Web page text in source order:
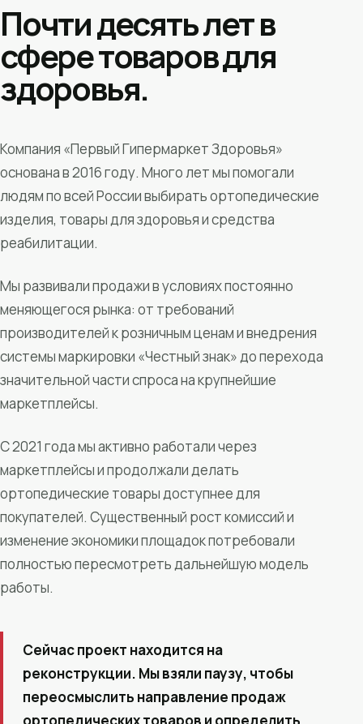
Почти десять лет в
сфере товаров для
здоровья.
Компания «Первый Гипермаркет Здоровья»
основана в 2016 году. Много лет мы помогали
людям по всей России выбирать ортопедические
изделия, товары для здоровья и средства
реабилитации.
Мы развивали продажи в условиях постоянно
меняющегося рынка: от требований
производителей к розничным ценам и внедрения
системы маркировки «Честный знак» до перехода
значительной части спроса на крупнейшие
маркетплейсы.
С 2021 года мы активно работали через
маркетплейсы и продолжали делать
ортопедические товары доступнее для
покупателей. Существенный рост комиссий и
изменение экономики площадок потребовали
полностью пересмотреть дальнейшую модель
работы.
Сейчас проект находится на
реконструкции. Мы взяли паузу, чтобы
переосмыслить направление продаж